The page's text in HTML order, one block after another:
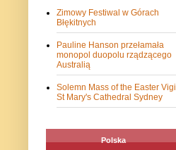
Zimowy Festiwal w Górach
Błękitnych
Pauline Hanson przełamała
monopol duopolu rządzącego
Australią
Solemn Mass of the Easter Vigil
St Mary's Cathedral Sydney
Polska